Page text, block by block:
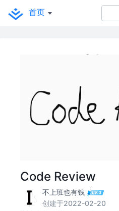
首页
Code Review
不上班也有钱
创建于2022-02-20